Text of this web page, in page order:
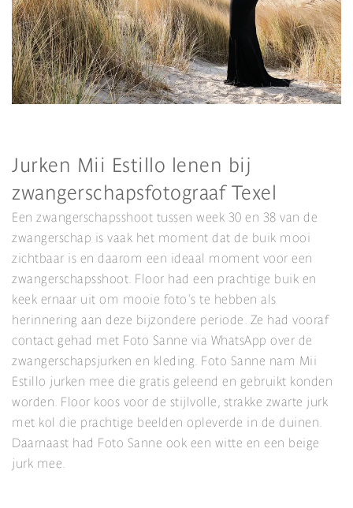
Jurken Mii Estillo lenen bij
zwangerschapsfotograaf Texel
Een zwangerschapsshoot tussen week 30 en 38 van de
zwangerschap is vaak het moment dat de buik mooi
zichtbaar is en daarom een ideaal moment voor een
zwangerschapsshoot. Floor had een prachtige buik en
keek ernaar uit om mooie foto's te hebben als
herinnering aan deze bijzondere periode. Ze had vooraf
contact gehad met Foto Sanne via WhatsApp over de
zwangerschapsjurken en kleding. Foto Sanne nam Mii
Estillo jurken mee die gratis geleend en gebruikt konden
worden. Floor koos voor de stijlvolle, strakke zwarte jurk
met kol die prachtige beelden opleverde in de duinen.
Daarnaast had Foto Sanne ook een witte en een beige
jurk mee.